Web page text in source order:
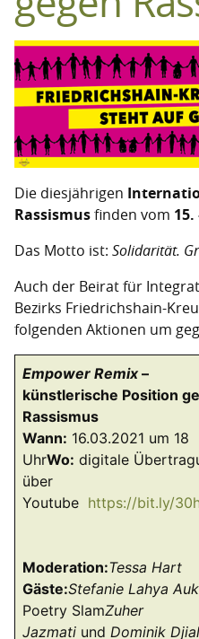
Die diesjährigen
Rassismusfinden vom 15.
Das Motto ist: Solidarität.
Auch der Beirat für
Bezirks Friedrichshain-
folgenden Aktionen um
Empower Remix–
künstlerische Position
Rassismus
Wann: 16.03.2021 um 18
UhrWo: digitale
über
Youtube https://bit.ly/
Moderation:Tessa Hart
Gäste:Stefanie Lahya
Poetry SlamZuher
Jazmati und Dominik